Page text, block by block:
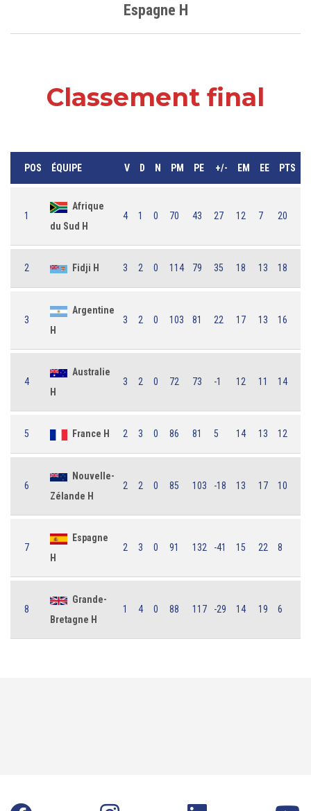
Espagne H
Classement final
POS ÉQUIPE V D N PM PE +/- EM EE PTS
1
Afrique
du Sud H
4 1 0 70 43 27 12 7 20
2 Fidji H 3 2 0 114 79 35 18 13 18
3
Argentine
H
3 2 0 103 81 22 17 13 16
4
Australie
H
3 2 0 72 73 -1 12 11 14
5 France H 2 3 0 86 81 5 14 13 12
6
Nouvelle-
Zélande H
2 2 0 85 103 -18 13 17 10
7
Espagne
H
2 3 0 91 132 -41 15 22 8
8
Grande-
Bretagne H
1 4 0 88 117 -29 14 19 6